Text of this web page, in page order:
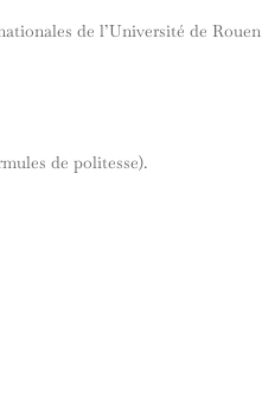
de l’Université de Rouen
de politesse).